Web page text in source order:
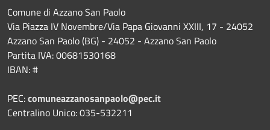
Comune di Azzano San Paolo
Via Piazza IV Novembre/Via Papa Giovanni XXIII, 17 - 24052
Azzano San Paolo (BG) - 24052 - Azzano San Paolo
Partita IVA: 00681530168
IBAN: #
PEC:comuneazzanosanpaolo@pec.it
Centralino Unico: 035-532211